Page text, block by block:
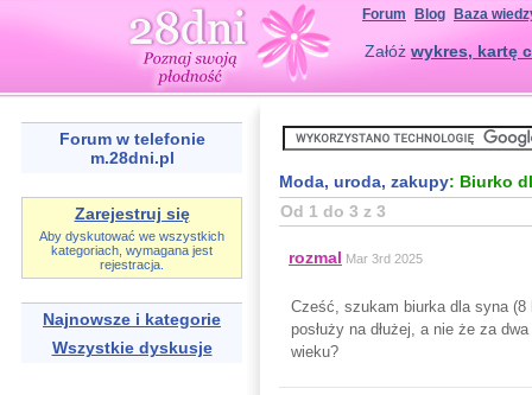
Forum Blog Baza
Załóż wykres, kartę
Forum w telefonie
m.28dni.pl
Zarejestruj się
Aby dyskutować we wszystkich
kategoriach, wymagana jest
rejestracja.
Najnowsze i kategorie
Wszystkie dyskusje
Moda, uroda, zakupy: Biurko
Od 1 do 3 z 3
rozmal Mar 3rd 2025
Cześć, szukam biurka dla syna (8
posłuży na dłużej, a nie że za
wieku?